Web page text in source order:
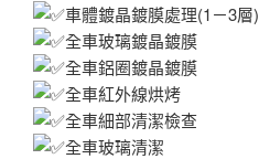
車體鍍晶鍍膜處理(1－3層)
全車玻璃鍍晶鍍膜
全車鋁圈鍍晶鍍膜
全車紅外線烘烤
全車細部清潔檢查
全車玻璃清潔